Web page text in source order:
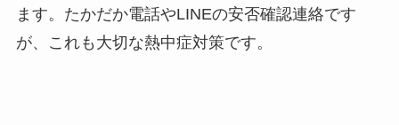
ます。たかだか電話やLINEの安否確認連絡です
が、これも大切な熱中症対策です。